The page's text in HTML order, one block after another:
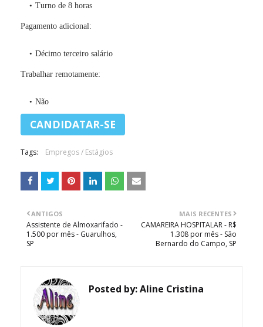
Turno de 8 horas
Pagamento adicional:
Décimo terceiro salário
Trabalhar remotamente:
Não
Tags: Empregos / Estágios
MAIS RECENTES
CAMAREIRA HOSPITALAR - R$
1.308 por mês - São
Bernardo do Campo, SP
ANTIGOS
Assistente de Almoxarifado -
1.500 por mês - Guarulhos,
SP
Posted by:Aline Cristina